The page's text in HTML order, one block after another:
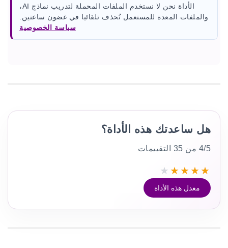
الأداة نحن لا نستخدم الملفات المحملة لتدريب نماذج AI،
والملفات المعدة للمستعمل تُحذف تلقائيا في غضون ساعتين.
سياسة الخصوصية
هل ساعدتك هذه الأداة؟
4/5 من 35 التقييمات
★
★
★
★
★
معدل هذه الأداة